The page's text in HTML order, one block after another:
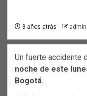
3 años atrás admin
Un fuerte accidente
noche de este
Bogotá.